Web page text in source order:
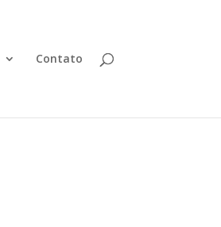
Contato